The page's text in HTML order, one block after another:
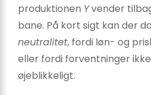
produktionen Yvender
bane. På kort sigt kan der
neutralitet, fordi løn- og
eller fordi forventninger
øjeblikkeligt.